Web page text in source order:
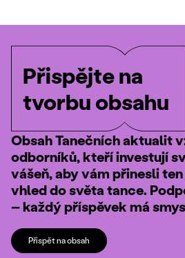
Přispějte na
tvorbu obsahu
Obsah Tanečních aktualit
odborníků, kteří investují
vášeň, aby vám přinesli
vhled do světa tance.
– každý příspěvek má
Přispět na obsah